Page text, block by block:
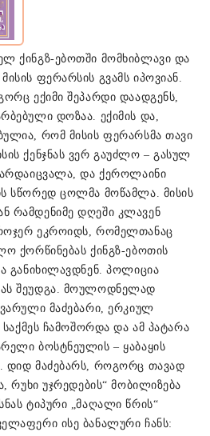
ქინგზ-ებოთში მომხიბლავი და
ფერარსის გვამს იპოვიან.
ექიმი შეპარდი დაადგენს,
დოზაა. ექიმის და,
რომ მისის ფერარსმა თავი
ქენჯნას ვერ გაუძლო – გასულ
და ქეროლაინი
სწორედ ცოლმა მოწამლა. მისის
რამდენიმე დღეში კლავენ
ეკროიდს, რომელთანაც
ქორწინებას ქინგზ-ებოთის
განიხილავდნენ. პოლიცია
შეუდგა. მოულოდნელად
მაძებარი, ერკიულ
ჩამოშორდა და ამ პატარა
ბოსტნეულის – ყაბაყის
დიდ მაძებარს, როგორც თავად
რუხი უჯრედების“ მობილიზება
ტიპური „მაღალი წრის“
ისე ბანალური ჩანს: